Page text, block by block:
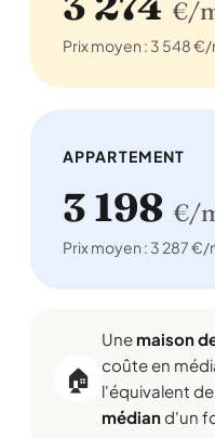
€/
Prix moyen : 3 548 €/
APPARTEMENT
3 198 €/
Prix moyen : 3 287 €/
🏠
Une maison
coûte en
l'équivalent de
médiand'un